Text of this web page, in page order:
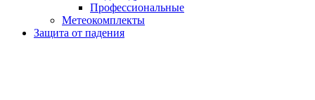
Профессиональные
Метеокомплекты
Защита от падения